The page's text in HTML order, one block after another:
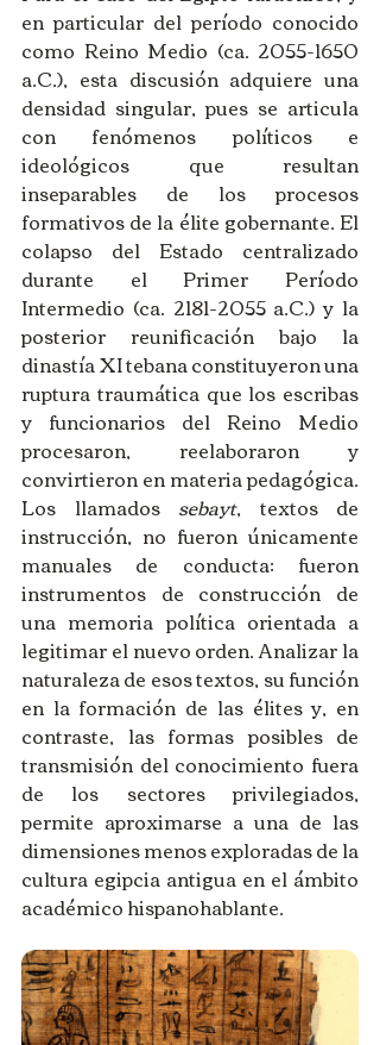
en particular del período conocido
como Reino Medio (ca. 2055-1650
a.C.), esta discusión adquiere una
densidad singular, pues se articula
con fenómenos políticos e
ideológicos que resultan
inseparables de los procesos
formativos de la élite gobernante. El
colapso del Estado centralizado
durante el Primer Período
Intermedio (ca. 2181-2055 a.C.) y la
posterior reunificación bajo la
dinastía XI tebana constituyeron una
ruptura traumática que los escribas
y funcionarios del Reino Medio
procesaron, reelaboraron y
convirtieron en materia pedagógica.
Los llamados sebayt, textos de
instrucción, no fueron únicamente
manuales de conducta: fueron
instrumentos de construcción de
una memoria política orientada a
legitimar el nuevo orden. Analizar la
naturaleza de esos textos, su función
en la formación de las élites y, en
contraste, las formas posibles de
transmisión del conocimiento fuera
de los sectores privilegiados,
permite aproximarse a una de las
dimensiones menos exploradas de la
cultura egipcia antigua en el ámbito
académico hispanohablante.